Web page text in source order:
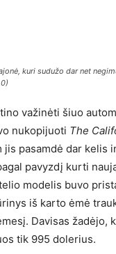
kuri sudužo dar net
važinėti šiuo
nukopijuoti The
jis pasamdė dar kelis
pavyzdį kurti
modelis buvo
iš karto ėmė
Davisas žadėjo,
tik 995 dolerius.